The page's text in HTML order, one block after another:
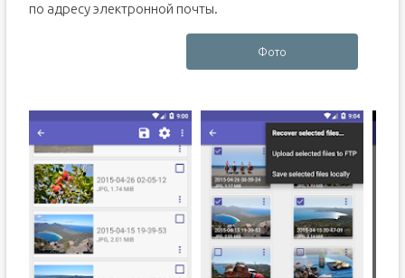
по адресу электронной почты.
Фото